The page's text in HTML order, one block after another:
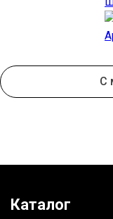
Каталог